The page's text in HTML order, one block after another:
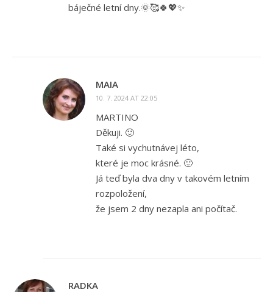
báječné letní dny.🌞🥰🍀💖✨
MAIA
10. 7. 2024 AT 22:05
MARTINO
Děkuji. 🙂
Také si vychutnávej léto,
které je moc krásné. 🙂
Já teď byla dva dny v takovém letním
rozpoložení,
že jsem 2 dny nezapla ani počítač.
RADKA